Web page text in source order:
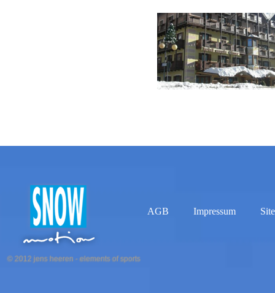
AGB Impressum
2012 jens heeren - elements of sports